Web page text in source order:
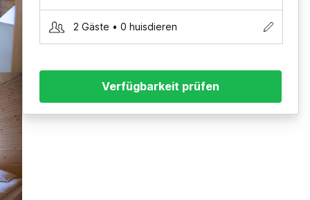
2 Gäste • 0 huisdieren
Verfügbarkeit prüfen